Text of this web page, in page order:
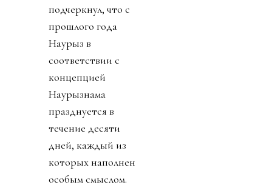
подчеркнул, что с
прошлого года
Наурыз в
соответствии с
концепцией
Наурызнама
празднуется в
течение десяти
дней, каждый из
которых наполнен
особым смыслом.